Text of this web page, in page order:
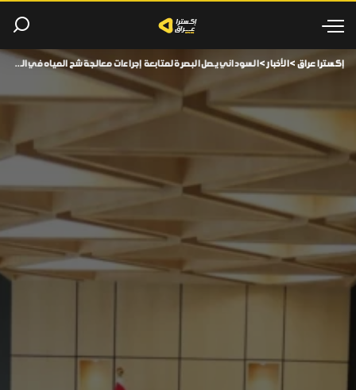
إكسترا عراق >الأخبار>السوداني يصل البصرة لمتابعة إجراءات معالجة شح المياه في المحافظة